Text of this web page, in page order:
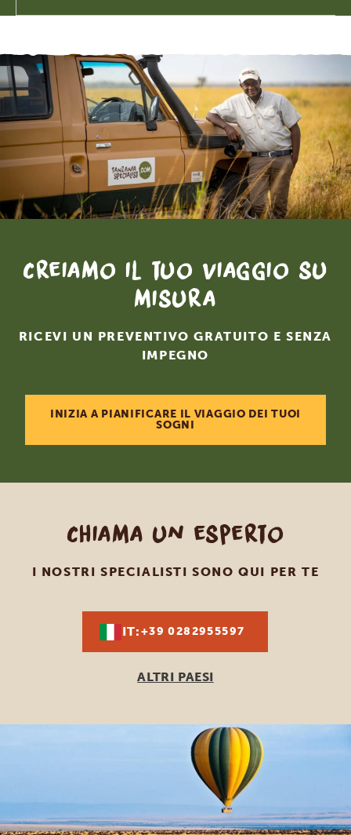
Creiamo il tuo viaggio su
misura
RICEVI UN PREVENTIVO GRATUITO E SENZA
IMPEGNO
INIZIA A PIANIFICARE IL VIAGGIO DEI TUOI
SOGNI
Chiama un esperto
I NOSTRI SPECIALISTI SONO QUI PER TE
IT:+39 0282955597
ALTRI PAESI